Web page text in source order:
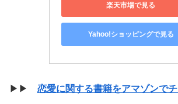
楽天市場で見る
Yahoo!ショッピングで見る
▶▶ 恋愛に関する書籍をアマゾンで